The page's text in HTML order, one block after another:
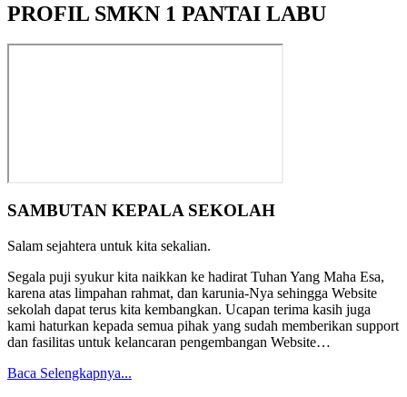
PROFIL SMKN 1 PANTAI LABU
SAMBUTAN KEPALA SEKOLAH
Salam sejahtera untuk kita sekalian.
Segala puji syukur kita naikkan ke hadirat Tuhan Yang Maha Esa,
karena atas limpahan rahmat, dan karunia-Nya sehingga Website
sekolah dapat terus kita kembangkan. Ucapan terima kasih juga
kami haturkan kepada semua pihak yang sudah memberikan support
dan fasilitas untuk kelancaran pengembangan Website…
Baca Selengkapnya...